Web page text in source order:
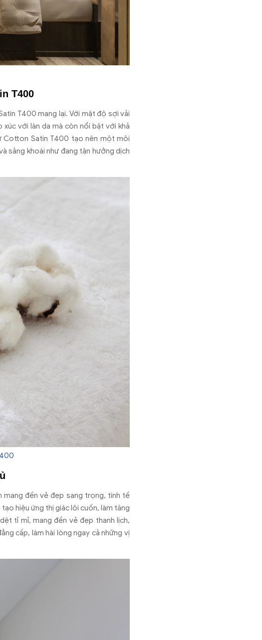
T400
T400 mang lại. Với mật độ sợi vải
với làn da mà còn nổi bật với khả
Cotton Satin T400 tạo nên một môi
sảng khoái như đang tận hưởng dịch
đến vẻ đẹp sang trọng, tinh tế
hiệu ứng thị giác lôi cuốn, làm tăng
tỉ mỉ, mang đến vẻ đẹp thanh lịch,
cấp, làm hài lòng ngay cả những vị